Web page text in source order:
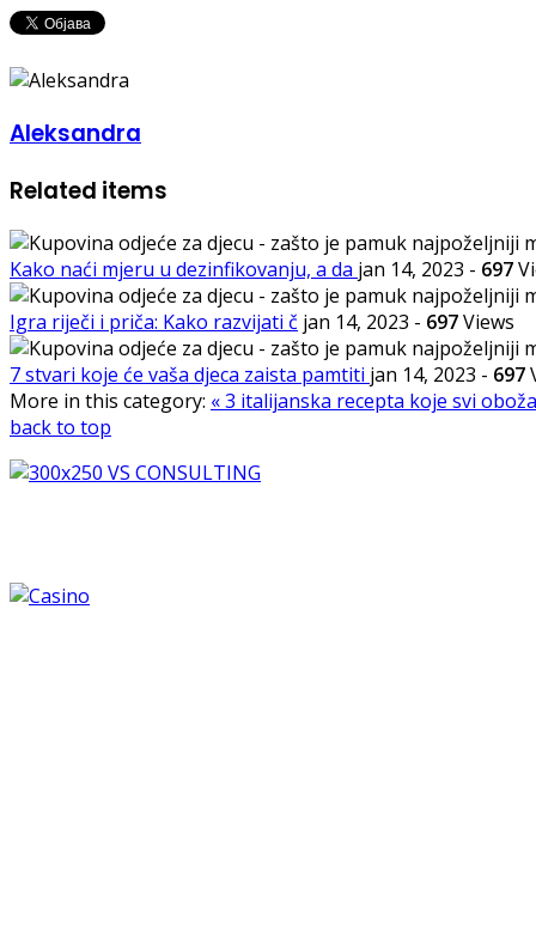
Aleksandra
Related items
Kako naći mjeru u dezinfikovanju, a da jan 14, 2023 - 697
Igra riječi i priča: Kako razvijati č jan 14, 2023 - 697Views
7 stvari koje će vaša djeca zaista pamtiti jan 14, 2023 - 697
More in this category: « 3 italijanska recepta koje svi
back to top